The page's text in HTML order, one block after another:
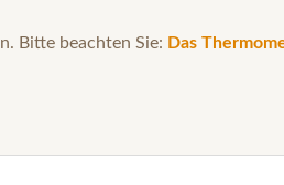
Bitte beachten Sie: Das